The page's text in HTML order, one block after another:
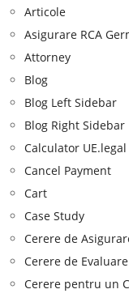
Articole
Asigurare RCA
Attorney
Blog
Blog Left Sidebar
Blog Right Sidebar
Calculator UE.legal
Cancel Payment
Cart
Case Study
Cerere de
Cerere de
Cerere pentru un